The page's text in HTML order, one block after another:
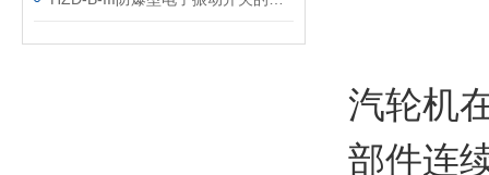
汽轮机
部件连